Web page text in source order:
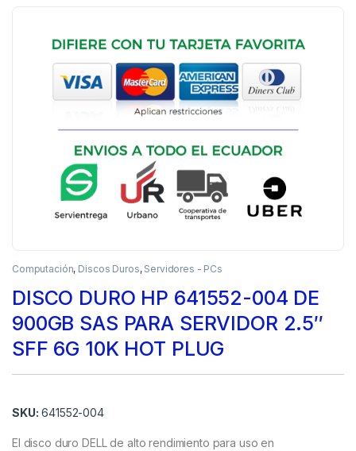
Computación, Discos Duros, Servidores - PCs
DISCO DURO HP 641552-004 DE
900GB SAS PARA SERVIDOR 2.5″
SFF 6G 10K HOT PLUG
SKU: 641552-004
El disco duro DELL de alto rendimiento para uso en